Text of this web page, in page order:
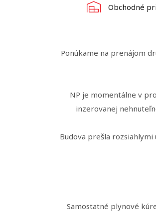
Obchodné
Ponúkame na prenájom
NP je momentálne v
inzerovanej
Budova prešla
Samostatné plynové